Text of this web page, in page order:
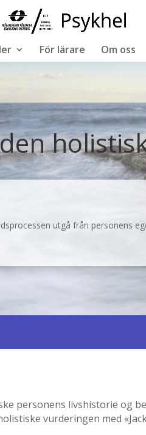
För lärare Om oss
utgå från personens
personens livshistorie og
vurderingen med